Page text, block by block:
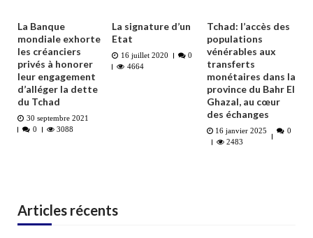
La Banque
mondiale exhorte
les créanciers
privés à honorer
leur engagement
d’alléger la dette
du Tchad
30 septembre 2021
0
3088
La signature d’un
Etat
16 juillet 2020
0
4664
Tchad: l’accès des
populations
vénérables aux
transferts
monétaires dans la
province du Bahr El
Ghazal, au cœur
des échanges
16 janvier 2025
0
2483
Articles récents